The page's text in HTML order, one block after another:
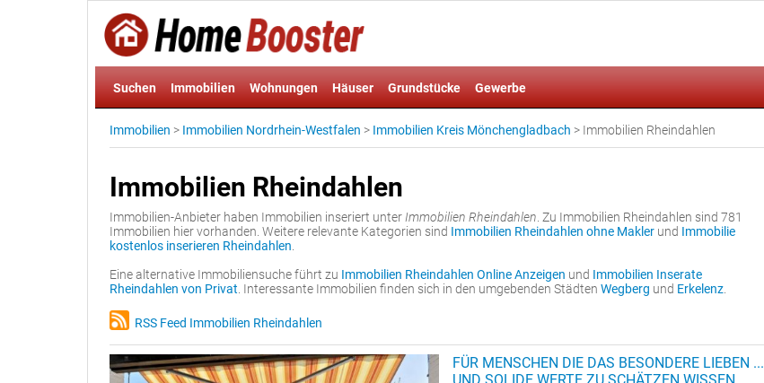
Suchen Immobilien Wohnungen Häuser Grundstücke Gewerbe
Immobilien > Immobilien Nordrhein-Westfalen > Immobilien Kreis Mönchengladbach > Immobilien Rheindahlen
Immobilien Rheindahlen
Immobilien-Anbieter haben Immobilien inseriert unter Immobilien Rheindahlen . Zu Immobilien Rheindahlen sind 781
Immobilien hier vorhanden. Weitere relevante Kategorien sind Immobilien Rheindahlen ohne Makler und Immobilie
kostenlos inserieren Rheindahlen
Eine alternative Immobiliensuche führt zu Immobilien Rheindahlen Online Anzeigen und Immobilien Inserate
Rheindahlen von Privat . Interessante Immobilien finden sich in den umgebenden Städten Wegberg und Erkelenz
RSS Feed Immobilien Rheindahlen
FÜR MENSCHEN DIE DAS BESONDERE LIEBEN ...